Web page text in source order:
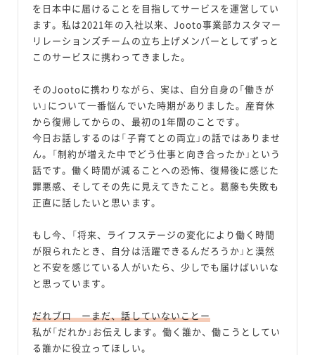
を日本中に届けることを目指してサービスを運営してい
ます。私は2021年の入社以来、Jooto事業部カスタマー
リレーションズチームの立ち上げメンバーとしてずっと
このサービスに携わってきました。
そのJootoに携わりながら、実は、自分自身の「働きが
い」について一番悩んでいた時期がありました。産育休
から復帰してからの、最初の1年間のことです。
今日お話しするのは「子育てとの両立」の話ではありませ
ん。「制約が増えた中でどう仕事と向き合ったか」という
話です。働く時間が減ることへの恐怖、復帰後に感じた
罪悪感、そしてその先に見えてきたこと。葛藤も失敗も
正直に話したいと思います。
もし今、「将来、ライフステージの変化により働く時間
が限られたとき、自分は活躍できるんだろうか」と漠然
と不安を感じている人がいたら、少しでも届けばいいな
と思っています。
だれブロ ーまだ、話していないことー
私が「だれか」お伝えします。働く誰か、働こうとしてい
る誰かに役立ってほしい。